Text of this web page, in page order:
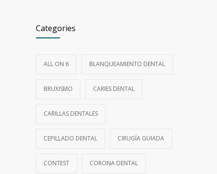
Categories
ALL ON 6 BLANQUEAMIENTO DENTAL
BRUXISMO CARIES DENTAL
CARILLAS DENTALES
CEPILLADO DENTAL CIRUGÍA GUIADA
CONTEST CORONA DENTAL